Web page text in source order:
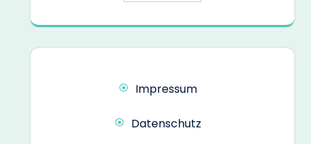
Impressum
Datenschutz